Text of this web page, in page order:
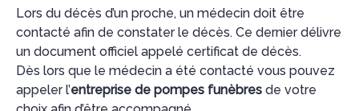
Lors du décès d’un proche, un médecin doit être
contacté afin de constater le décès. Ce dernier délivre
un document officiel appelé certificat de décès.
Dès lors que le médecin a été contacté vous pouvez
appeler l’entreprise de pompes funèbres de votre